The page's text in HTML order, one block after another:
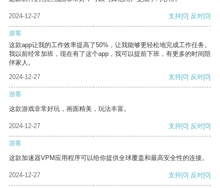
2024-12-27 支持[0] 反对[0]
游客
这款app让我的工作效率提高了50%，让我能够更轻松地完成工作任务。
我以前经常加班，现在有了这个app，我可以提前下班，有更多的时间陪
伴家人。
2024-12-27
支持[0] 反对[0]
游客
这款游戏非常好玩，画面精美，玩法丰富。
2024-12-27 支持[0] 反对[0]
游客
这款加速器VPM应用程序可以给你提供全球覆盖和最高安全性的连接。
2024-12-27 支持[0] 反对[0]